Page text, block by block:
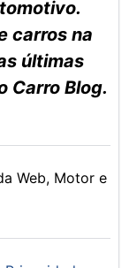
carros na
últimas
Carro Blog.
Web, Motor e